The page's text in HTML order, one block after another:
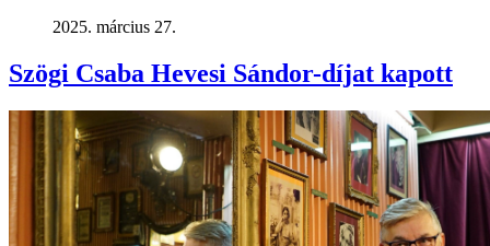
2025. március 27.
Szögi Csaba Hevesi Sándor-díjat kapott